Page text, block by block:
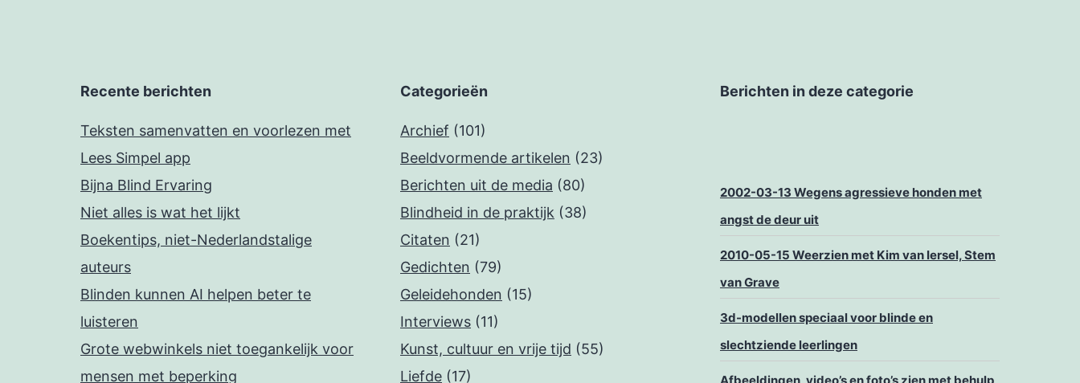
Recente berichten
Teksten samenvatten en voorlezen met
Lees Simpel app
Bijna Blind Ervaring
Niet alles is wat het lijkt
Boekentips, niet-Nederlandstalige
auteurs
Blinden kunnen AI helpen beter te
luisteren
Grote webwinkels niet toegankelijk voor
mensen met beperking
Categorieën
Archief (101)
Beeldvormende artikelen (23)
Berichten uit de media (80)
Blindheid in de praktijk (38)
Citaten (21)
Gedichten (79)
Geleidehonden (15)
Interviews (11)
Kunst, cultuur en vrije tijd (55)
Liefde (17)
Berichten in deze categorie
2002-03-13 Wegens agressieve honden met
angst de deur uit
2010-05-15 Weerzien met Kim van Iersel, Stem
van Grave
3d-modellen speciaal voor blinde en
slechtziende leerlingen
Afbeeldingen, video’s en foto’s zien met behulp